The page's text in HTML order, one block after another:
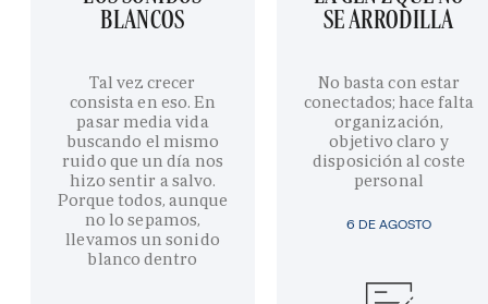
BLANCOS
Tal vez crecer
consista en eso. En
pasar media vida
buscando el mismo
ruido que un día nos
hizo sentir a salvo.
Porque todos, aunque
no lo sepamos,
llevamos un sonido
blanco dentro
6 DE AGOSTO
SE ARRODILLA
No basta con estar
conectados; hace falta
organización,
objetivo claro y
disposición al coste
personal